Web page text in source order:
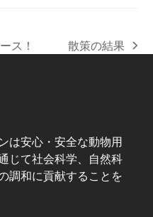
ス！
next
散策の結果
は安心・安全な動物用
じて社会科学、自然科
調和に貢献することを